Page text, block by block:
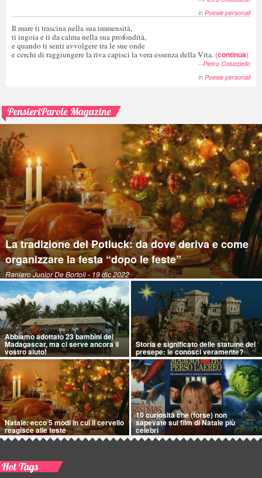
in Poesie personali
Il mare ti trascina nella sua immensità,
ti ingoia e ti da calma nella sua profondità,
e quando ti senti avvolgere tra le sue onde
e cerchi di raggiungere la riva capisci la vera essenza della Vita. (continua)
--Pietro Colucciello
in Poesie personali
PensieriParole Magazine
La tradizione del Potluck: da dove deriva e come
organizzare la festa “dopo le feste”
Raniero Junior De Bortoli- 19 dic 2022
Abbiamo adottato 23 bambini del
Madagascar, ma ci serve ancora il
vostro aiuto!
Storia e significato delle statuine del
presepe: le conosci veramente?
Natale: ecco 5 modi in cui il cervello
reagisce alle feste
10 curiosità che (forse) non
sapevate sui film di Natale più
celebri
Hot Tags